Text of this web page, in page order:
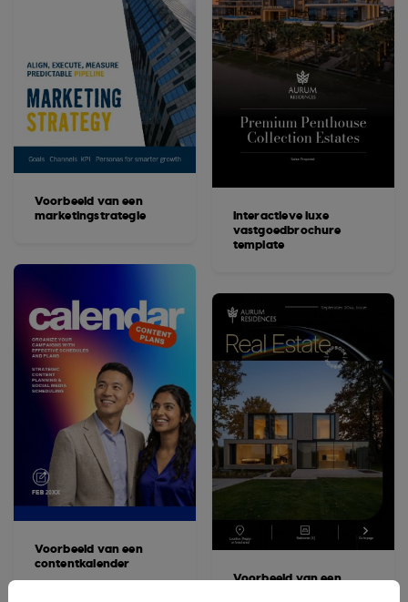
Voorbeeld van een
marketingstrategie
Voorbeeld van een
contentkalender
Interactieve luxe
vastgoedbrochure
template
Voorbeeld van een